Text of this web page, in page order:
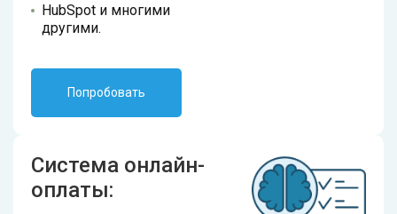
HubSpot и многими
другими.
Попробовать
Система онлайн-
оплаты: